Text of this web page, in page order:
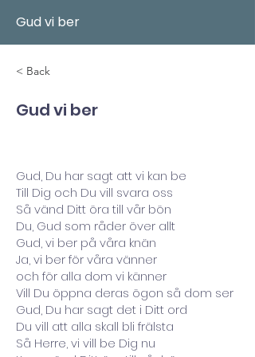
Gud vi ber
< Back
Gud vi ber
Gud, Du har sagt att vi kan be
Till Dig och Du vill svara oss
Så vänd Ditt öra till vår bön
Du, Gud som råder över allt
Gud, vi ber på våra knän
Ja, vi ber för våra vänner
och för alla dom vi känner
Vill Du öppna deras ögon så dom ser
Gud, Du har sagt det i Ditt ord
Du vill att alla skall bli frälsta
Så Herre, vi vill be Dig nu